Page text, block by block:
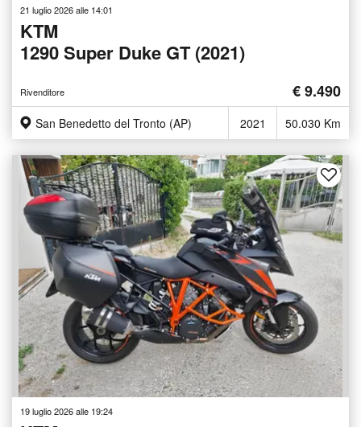
21 luglio 2026 alle 14:01
KTM
1290 Super Duke GT (2021)
Rivenditore € 9.490
San Benedetto del Tronto (AP) 2021 50.030 Km
19 luglio 2026 alle 19:24